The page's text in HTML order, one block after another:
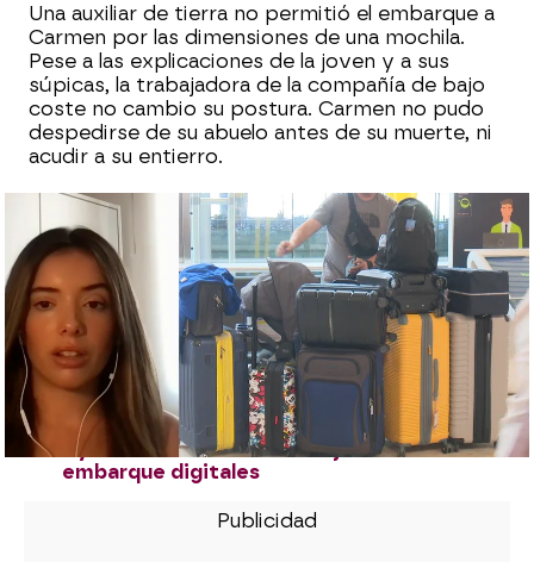
Una auxiliar de tierra no permitió el embarque a
Carmen por las dimensiones de una mochila.
Pese a las explicaciones de la joven y a sus
súpicas, la trabajadora de la compañía de bajo
coste no cambio su postura. Carmen no pudo
despedirse de su abuelo antes de su muerte, ni
acudir a su entierro.
Guerra abierta entre Bustinduy y Ryanair
por lanzar una oferta con su imagen de
payaso: "Reserva antes de que un payaso
suba precios"
Ryanair pide explicaciones a Óscar
Puente y los controladores aéreos
responden: "Son unos piratas
inconscientes"
Estos son lo tres aeropuertos en los que
Ryanair limita el uso de tarjetas de
embarque digitales